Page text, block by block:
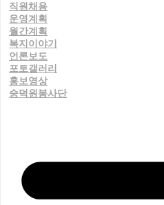
직원채용
운영계획
월간계획
복지이야기
언론보도
포토갤러리
홍보영상
숭덕원봉사단